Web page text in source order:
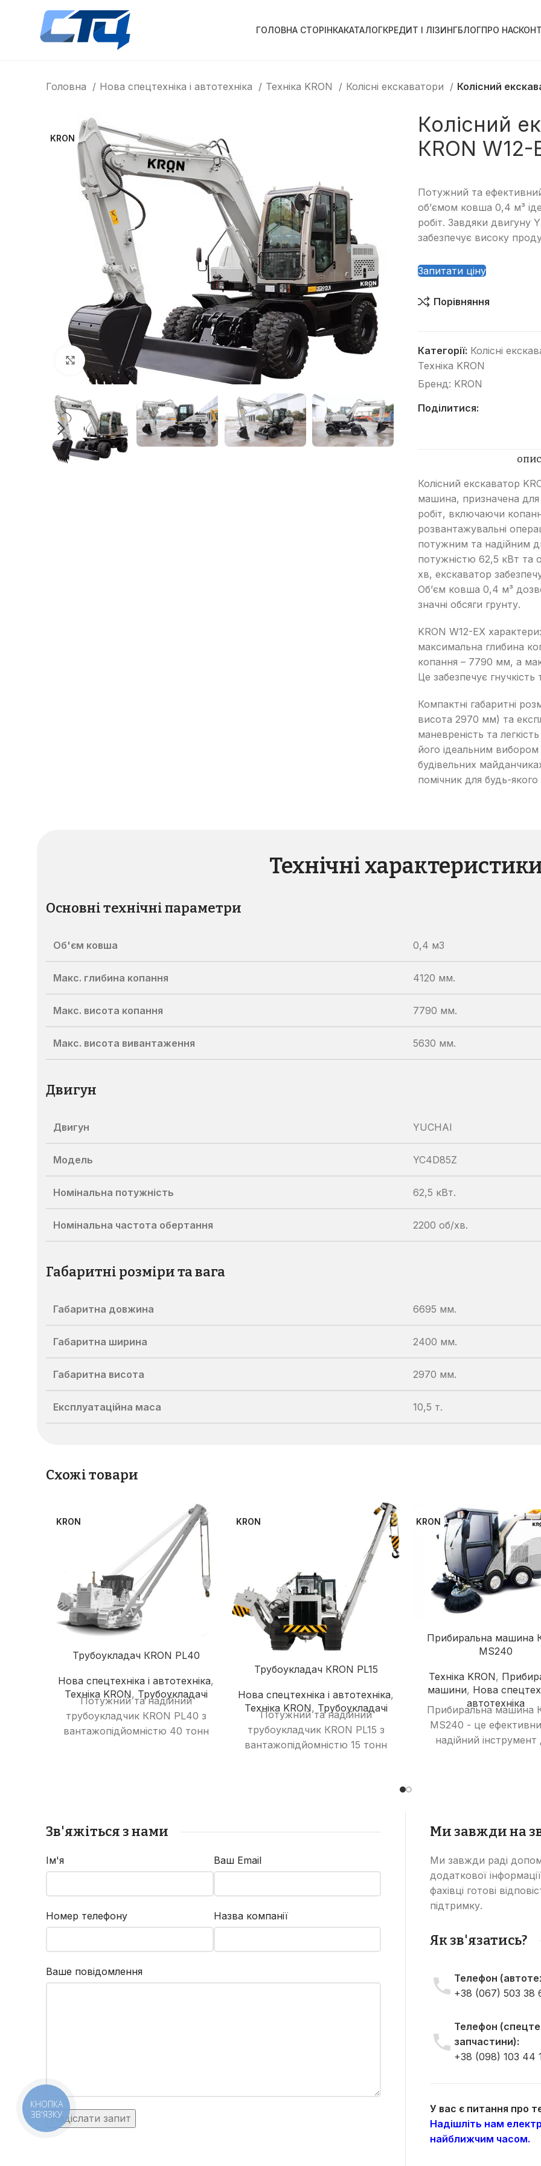
ГОЛОВНА СТОРІНКАКАТАЛОГ
Категорії
Автогрейдери
Відбійні молотки
Гусеничні бульдозери
Гусеничні екскаватори
Дорожні катки
Екскаватори-навантажувачі
Колісні екскаватори
Міні-екскаватори
Навантажувачі з бортовим
КРЕДИТ І ЛІЗИНГБЛОГПРО НАС
Головна Нова спецтехніка і автотехніка Техніка KRON Колісні екскаватори Колісний
KRON
Клацніть, щоб збільшити
Колісний
КRON W12-
Потужний та
об’ємом ковша 0,4 м³
робіт. Завдяки двигуну
забезпечує високу
Запитати ціну
Порівняння
Категорії: Колісні
Техніка KRON
Бренд: KRON
Поділитися:
ОПИС
Колісний екскаватор
машина, призначена
робіт, включаючи
розвантажувальні
потужним та надійним
потужністю 62,5 кВт та
хв, екскаватор
Об’єм ковша 0,4 м³
значні обсяги грунту.
KRON W12-EX
максимальна глибина
копання – 7790 мм, а
Це забезпечує
Компактні габаритні
висота 2970 мм) та
маневреність та
його ідеальним
будівельних
помічник для будь-
Технічні
Основні технічні параметри
Об'єм ковша 0,4 м3
Макс. глибина копання 4120 мм.
Макс. висота копання 7790 мм.
Макс. висота вивантаження 5630 мм.
Двигун
Двигун YUCHAI
Модель YC4D85Z
Номінальна потужність 62,5 кВт.
Номінальна частота обертання 2200 об/хв.
Габаритні розміри та вага
Габаритна довжина 6695 мм.
Габаритна ширина 2400 мм.
Габаритна висота 2970 мм.
Експлуатаційна маса 10,5 т.
Схожі товари
KRON
Трубоукладач КRON PL40
Нова спецтехніка і автотехніка,
Техніка KRON, Трубоукладачі
Потужний та надійний
трубоукладчик КRON PL40 з
вантажопідйомністю 40 тонн
KRON
Трубоукладач КRON PL15
Нова спецтехніка і автотехніка,
Техніка KRON, Трубоукладачі
Потужний та надійний
трубоукладчик КRON PL15 з
вантажопідйомністю 15 тонн
KRON
Прибиральна машина
MS240
Техніка KRON,
машини, Нова
автотехніка
Прибиральна машина
MS240 - це
надійний інструмент
1800 мм вона
великі площі,
чистоту та
Зв'яжіться з нами
Ім'я Ваш Email
Номер телефону Назва компанії
Ваше повідомлення
Ми завжди на
Ми завжди раді
додаткової
фахівці готові
підтримку.
Як зв'язатись?
Телефон
+38 (067) 503 38
Телефон
запчастини):
+38 (098) 103 44
У вас є питання про
Надішліть нам
найближчим часом.
КНОПКА
ЗВ'ЯЗКУ